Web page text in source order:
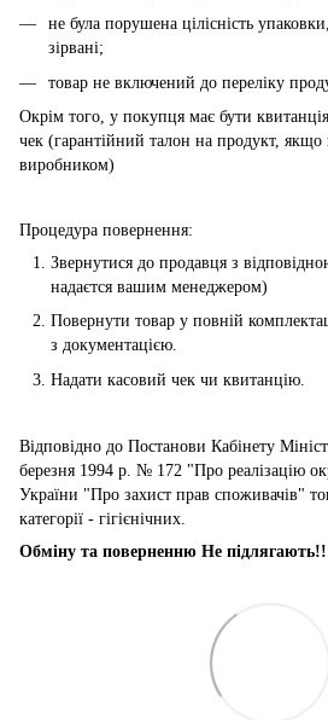
не була порушена цілісність
зірвані;
товар не включений до переліку
Окрім того, у покупця має бути
чек (гарантійний талон на продукт, якщо
виробником)
Процедура повернення:
Звернутися до продавця з
надаєтся вашим менеджером)
Повернути товар у повній
з документацією.
Надати касовий чек чи квитанцію.
Відповідно до Постанови Кабінету
березня 1994 р. № 172 "Про реалізацію
України "Про захист прав споживачів"
категорії - гігієнічних.
Обміну та поверненню Не